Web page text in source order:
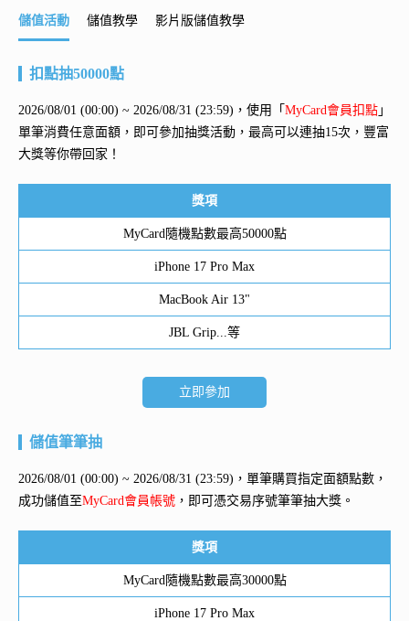
儲值活動 儲值教學 影片版儲值教學
扣點抽50000點
2026/08/01 (00:00) ~ 2026/08/31 (23:59)，使用「 MyCard會員扣點 」
單筆消費任意面額，即可參加抽獎活動，最高可以連抽15次，豐富
大獎等你帶回家！
獎項
MyCard隨機點數最高50000點
iPhone 17 Pro Max
MacBook Air 13"
JBL Grip...等
立即參加
儲值筆筆抽
2026/08/01 (00:00) ~ 2026/08/31 (23:59)，單筆購買指定面額點數，
成功儲值至MyCard會員帳號 ，即可憑交易序號筆筆抽大獎。
獎項
MyCard隨機點數最高30000點
iPhone 17 Pro Max